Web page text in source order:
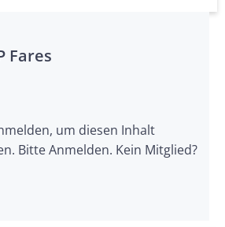
Fares
um diesen Inhalt
Bitte Anmelden. Kein Mitglied?